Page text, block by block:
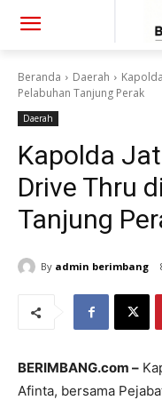
Beranda Daerah
Pelabuhan Tanjung Perak
Daerah
Kapolda
Drive Thru
Tanjung
By admin berimbang
BERIMBANG.com –
Afinta, bersama